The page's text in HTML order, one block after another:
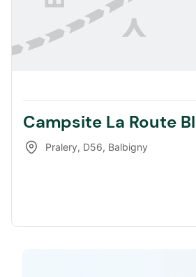
Campsite La Route
Pralery, D56, Balbigny